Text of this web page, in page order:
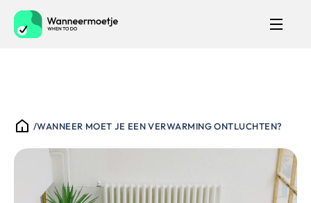
/WANNEER MOET JE EEN VERWARMING ONTLUCHTEN?